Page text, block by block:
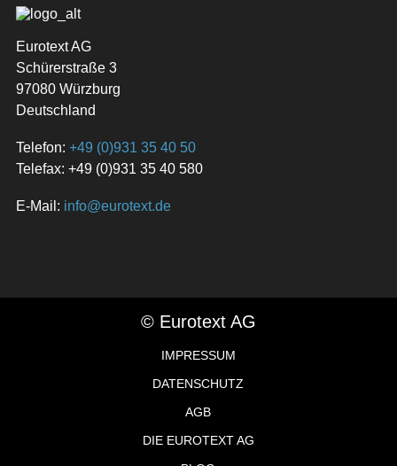
Eurotext AG
Schürerstraße 3
97080 Würzburg
Deutschland
Telefon: +49 (0)931 35 40 50
Telefax: +49 (0)931 35 40 580
E-Mail: info@eurotext.de
© Eurotext AG
IMPRESSUM
DATENSCHUTZ
AGB
DIE EUROTEXT AG